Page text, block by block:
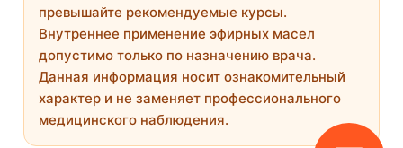
превышайте рекомендуемые курсы.
Внутреннее применение эфирных масел
допустимо только по назначению врача.
Данная информация носит ознакомительный
характер и не заменяет профессионального
медицинского наблюдения.